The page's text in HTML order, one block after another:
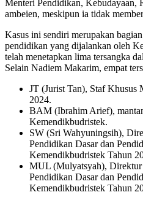
Menteri Pendidikan, Kebudayaan,
ambeien, meskipun ia tidak
Kasus ini sendiri merupakan
pendidikan yang dijalankan oleh
telah menetapkan lima tersangka
Selain Nadiem Makarim, empat
JT (Jurist Tan), Staf Khusus
2024.
BAM (Ibrahim Arief),
Kemendikbudristek.
SW (Sri Wahyuningsih),
Pendidikan Dasar dan
Kemendikbudristek Tahun
MUL (Mulyatsyah),
Pendidikan Dasar dan
Kemendikbudristek Tahun